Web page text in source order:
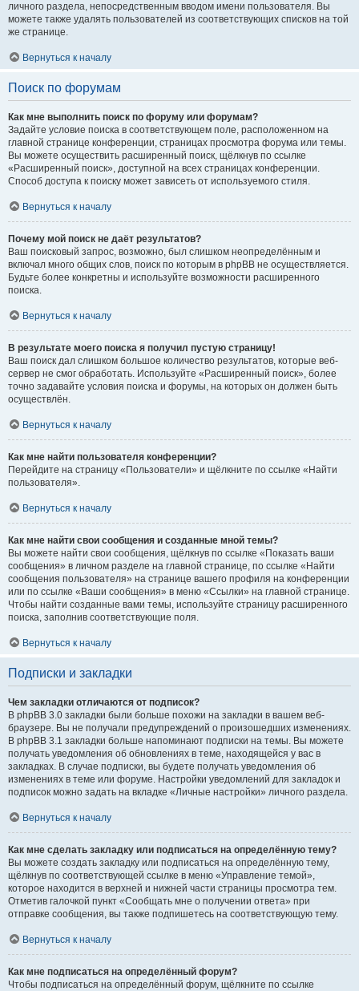
личного раздела, непосредственным вводом имени пользователя. Вы
можете также удалять пользователей из соответствующих списков на той
же странице.
Вернуться к началу
Поиск по форумам
Как мне выполнить поиск по форуму или форумам?
Задайте условие поиска в соответствующем поле, расположенном на
главной странице конференции, страницах просмотра форума или темы.
Вы можете осуществить расширенный поиск, щёлкнув по ссылке
«Расширенный поиск», доступной на всех страницах конференции.
Способ доступа к поиску может зависеть от используемого стиля.
Вернуться к началу
Почему мой поиск не даёт результатов?
Ваш поисковый запрос, возможно, был слишком неопределённым и
включал много общих слов, поиск по которым в phpBB не осуществляется.
Будьте более конкретны и используйте возможности расширенного
поиска.
Вернуться к началу
В результате моего поиска я получил пустую страницу!
Ваш поиск дал слишком большое количество результатов, которые веб-
сервер не смог обработать. Используйте «Расширенный поиск», более
точно задавайте условия поиска и форумы, на которых он должен быть
осуществлён.
Вернуться к началу
Как мне найти пользователя конференции?
Перейдите на страницу «Пользователи» и щёлкните по ссылке «Найти
пользователя».
Вернуться к началу
Как мне найти свои сообщения и созданные мной темы?
Вы можете найти свои сообщения, щёлкнув по ссылке «Показать ваши
сообщения» в личном разделе на главной странице, по ссылке «Найти
сообщения пользователя» на странице вашего профиля на конференции
или по ссылке «Ваши сообщения» в меню «Ссылки» на главной странице.
Чтобы найти созданные вами темы, используйте страницу расширенного
поиска, заполнив соответствующие поля.
Вернуться к началу
Подписки и закладки
Чем закладки отличаются от подписок?
В phpBB 3.0 закладки были больше похожи на закладки в вашем веб-
браузере. Вы не получали предупреждений о произошедших изменениях.
В phpBB 3.1 закладки больше напоминают подписки на темы. Вы можете
получать уведомления об обновлениях в теме, находящейся у вас в
закладках. В случае подписки, вы будете получать уведомления об
изменениях в теме или форуме. Настройки уведомлений для закладок и
подписок можно задать на вкладке «Личные настройки» личного раздела.
Вернуться к началу
Как мне сделать закладку или подписаться на определённую тему?
Вы можете создать закладку или подписаться на определённую тему,
щёлкнув по соответствующей ссылке в меню «Управление темой»,
которое находится в верхней и нижней части страницы просмотра тем.
Отметив галочкой пункт «Сообщать мне о получении ответа» при
отправке сообщения, вы также подпишетесь на соответствующую тему.
Вернуться к началу
Как мне подписаться на определённый форум?
Чтобы подписаться на определённый форум, щёлкните по ссылке